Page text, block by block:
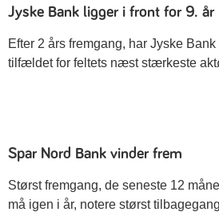
Jyske Bank ligger i front for 9.
Efter 2 års fremgang, har Jyske
tilfældet for feltets næst stærkeste
Spar Nord Bank vinder frem
Størst fremgang, de seneste 12
må igen i år, notere størst